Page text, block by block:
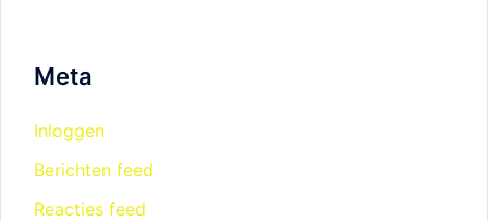
Meta
Inloggen
Berichten feed
Reacties feed